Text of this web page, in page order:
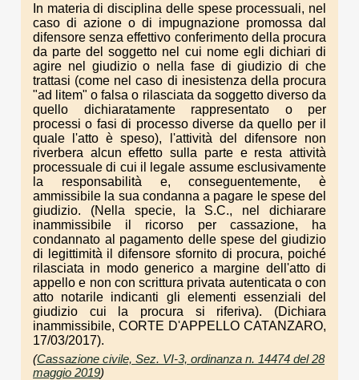
In materia di disciplina delle spese processuali, nel
caso di azione o di impugnazione promossa dal
difensore senza effettivo conferimento della procura
da parte del soggetto nel cui nome egli dichiari di
agire nel giudizio o nella fase di giudizio di che
trattasi (come nel caso di inesistenza della procura
"ad litem" o falsa o rilasciata da soggetto diverso da
quello dichiaratamente rappresentato o per
processi o fasi di processo diverse da quello per il
quale l'atto è speso), l'attività del difensore non
riverbera alcun effetto sulla parte e resta attività
processuale di cui il legale assume esclusivamente
la responsabilità e, conseguentemente, è
ammissibile la sua condanna a pagare le spese del
giudizio. (Nella specie, la S.C., nel dichiarare
inammissibile il ricorso per cassazione, ha
condannato al pagamento delle spese del giudizio
di legittimità il difensore sfornito di procura, poiché
rilasciata in modo generico a margine dell'atto di
appello e non con scrittura privata autenticata o con
atto notarile indicanti gli elementi essenziali del
giudizio cui la procura si riferiva). (Dichiara
inammissibile, CORTE D'APPELLO CATANZARO,
17/03/2017).
(Cassazione civile, Sez. VI-3, ordinanza n. 14474 del 28
maggio 2019)